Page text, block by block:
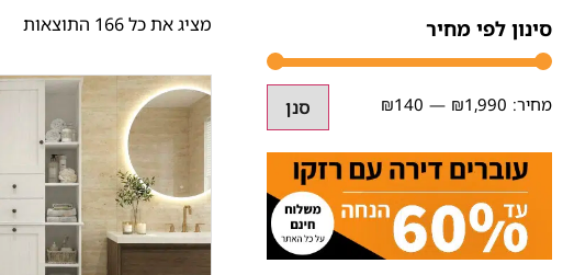
סינון לפי מחיר
סנן ₪140 ₪1,990
מציג את כל 166 התוצאות